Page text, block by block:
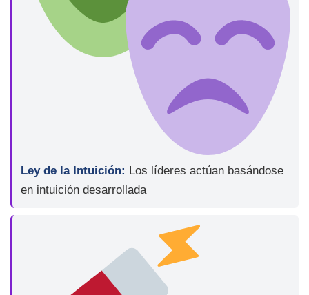
Ley de la Intuición: Los líderes actúan basándose
en intuición desarrollada